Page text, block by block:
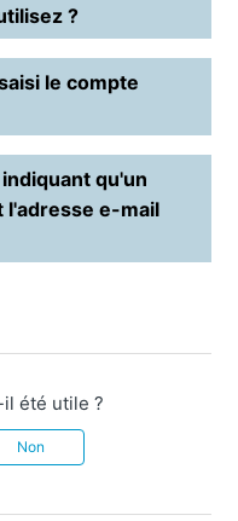
?
le compte
qu'un
l'adresse e-mail
été utile ?
Non